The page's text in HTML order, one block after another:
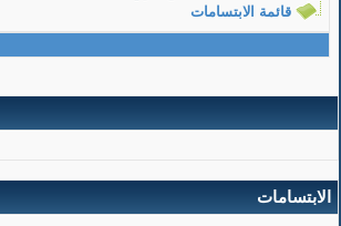
قائمة الابتسامات
الابتسامات